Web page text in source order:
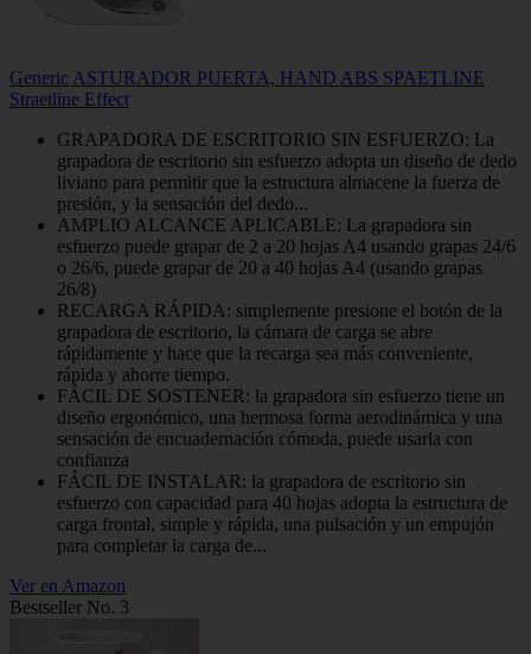
Generic ASTURADOR PUERTA, HAND ABS SPAETLINE
Straetline Effect
GRAPADORA DE ESCRITORIO SIN ESFUERZO: La
grapadora de escritorio sin esfuerzo adopta un diseño de dedo
liviano para permitir que la estructura almacene la fuerza de
presión, y la sensación del dedo...
AMPLIO ALCANCE APLICABLE: La grapadora sin
esfuerzo puede grapar de 2 a 20 hojas A4 usando grapas 24/6
o 26/6, puede grapar de 20 a 40 hojas A4 (usando grapas
26/8)
RECARGA RÁPIDA: simplemente presione el botón de la
grapadora de escritorio, la cámara de carga se abre
rápidamente y hace que la recarga sea más conveniente,
rápida y ahorre tiempo.
FÁCIL DE SOSTENER: la grapadora sin esfuerzo tiene un
diseño ergonómico, una hermosa forma aerodinámica y una
sensación de encuadernación cómoda, puede usarla con
confianza
FÁCIL DE INSTALAR: la grapadora de escritorio sin
esfuerzo con capacidad para 40 hojas adopta la estructura de
carga frontal, simple y rápida, una pulsación y un empujón
para completar la carga de...
Ver en Amazon
Bestseller No. 3